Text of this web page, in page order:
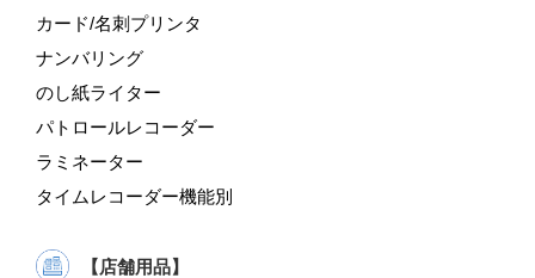
カード/名刺プリンタ
ナンバリング
のし紙ライター
パトロールレコーダー
ラミネーター
タイムレコーダー機能別
【店舗用品】